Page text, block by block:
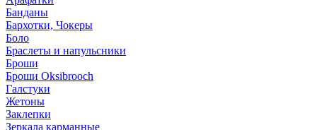
Банданы
Бархотки, Чокеры
Боло
Браслеты и напульсники
Броши
Броши Oksibrooch
Галстуки
Жетоны
Заклепки
Зеркала карманные